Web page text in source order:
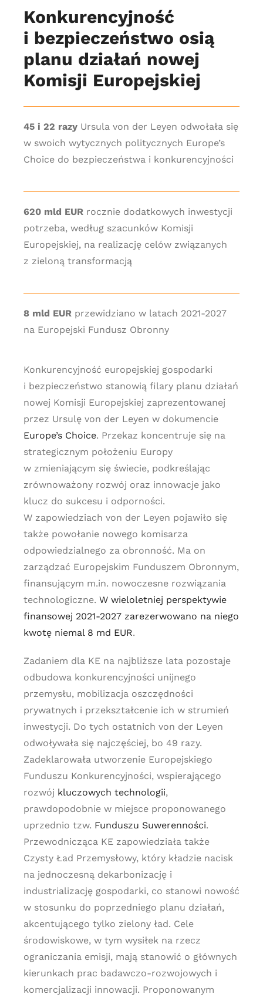
Konkurencyjność
i bezpieczeństwo osią
planu działań nowej
Komisji Europejskiej
45 i 22 razyUrsula von der Leyen odwołała się
w swoich wytycznych politycznych Europe’s
Choice do bezpieczeństwa i konkurencyjności
620 mld EURrocznie dodatkowych inwestycji
potrzeba, według szacunków Komisji
Europejskiej, na realizację celów związanych
z zieloną transformacją
8 mld EURprzewidziano w latach 2021-2027
na Europejski Fundusz Obronny
Konkurencyjność europejskiej gospodarki
i bezpieczeństwo stanowią filary planu działań
nowej Komisji Europejskiej zaprezentowanej
przez Ursulę von der Leyen w dokumencie
Europe’s Choice. Przekaz koncentruje się na
strategicznym położeniu Europy
w zmieniającym się świecie, podkreślając
zrównoważony rozwój oraz innowacje jako
klucz do sukcesu i odporności.
W zapowiedziach von der Leyen pojawiło się
także powołanie nowego komisarza
odpowiedzialnego za obronność. Ma on
zarządzać Europejskim Funduszem Obronnym,
finansującym m.in. nowoczesne rozwiązania
technologiczne. W wieloletniej perspektywie
finansowej 2021-2027 zarezerwowano na niego
kwotę niemal 8 md EUR.
Zadaniem dla KE na najbliższe lata pozostaje
odbudowa konkurencyjności unijnego
przemysłu, mobilizacja oszczędności
prywatnych i przekształcenie ich w strumień
inwestycji. Do tych ostatnich von der Leyen
odwoływała się najczęściej, bo 49 razy.
Zadeklarowała utworzenie Europejskiego
Funduszu Konkurencyjności, wspierającego
rozwój kluczowych technologii,
prawdopodobnie w miejsce proponowanego
uprzednio tzw. Funduszu Suwerenności.
Przewodnicząca KE zapowiedziała także
Czysty Ład Przemysłowy, który kładzie nacisk
na jednoczesną dekarbonizację i
industrializację gospodarki, co stanowi nowość
w stosunku do poprzedniego planu działań,
akcentującego tylko zielony ład. Cele
środowiskowe, w tym wysiłek na rzecz
ograniczania emisji, mają stanowić o głównych
kierunkach prac badawczo-rozwojowych i
komercjalizacji innowacji. Proponowanym